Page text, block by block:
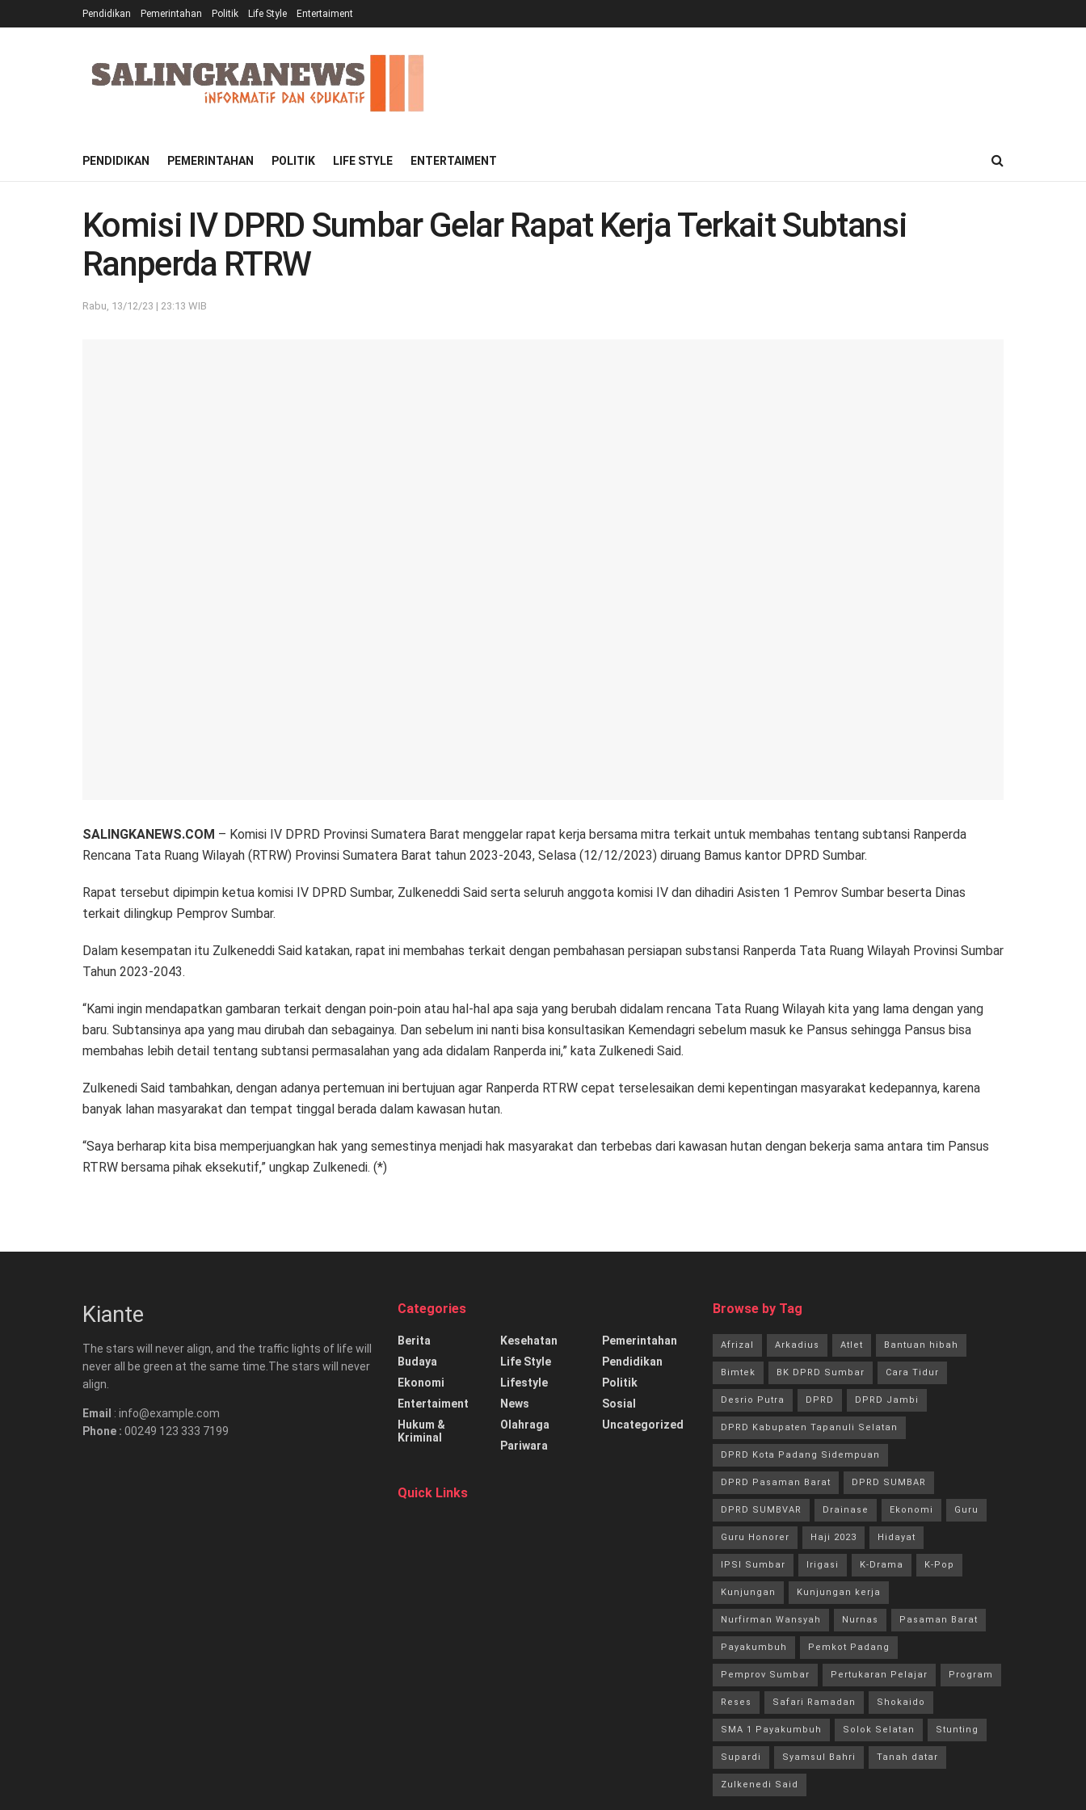
Pendidikan Pemerintahan Politik Life Style Entertaiment
PENDIDIKAN PEMERINTAHAN POLITIK LIFE STYLE ENTERTAIMENT
Komisi IV DPRD Sumbar Gelar Rapat Kerja Terkait Subtansi
Ranperda RTRW
Rabu, 13/12/23 | 23:13 WIB
SALINGKANEWS.COM – Komisi IV DPRD Provinsi Sumatera Barat menggelar rapat kerja bersama mitra terkait untuk membahas tentang subtansi Ranperda
Rencana Tata Ruang Wilayah (RTRW) Provinsi Sumatera Barat tahun 2023-2043, Selasa (12/12/2023) diruang Bamus kantor DPRD Sumbar.
Rapat tersebut dipimpin ketua komisi IV DPRD Sumbar, Zulkeneddi Said serta seluruh anggota komisi IV dan dihadiri Asisten 1 Pemrov Sumbar beserta Dinas
terkait dilingkup Pemprov Sumbar.
Dalam kesempatan itu Zulkeneddi Said katakan, rapat ini membahas terkait dengan pembahasan persiapan substansi Ranperda Tata Ruang Wilayah Provinsi Sumbar
Tahun 2023-2043.
“Kami ingin mendapatkan gambaran terkait dengan poin-poin atau hal-hal apa saja yang berubah didalam rencana Tata Ruang Wilayah kita yang lama dengan yang
baru. Subtansinya apa yang mau dirubah dan sebagainya. Dan sebelum ini nanti bisa konsultasikan Kemendagri sebelum masuk ke Pansus sehingga Pansus bisa
membahas lebih detail tentang subtansi permasalahan yang ada didalam Ranperda ini,” kata Zulkenedi Said.
Zulkenedi Said tambahkan, dengan adanya pertemuan ini bertujuan agar Ranperda RTRW cepat terselesaikan demi kepentingan masyarakat kedepannya, karena
banyak lahan masyarakat dan tempat tinggal berada dalam kawasan hutan.
“Saya berharap kita bisa memperjuangkan hak yang semestinya menjadi hak masyarakat dan terbebas dari kawasan hutan dengan bekerja sama antara tim Pansus
RTRW bersama pihak eksekutif,” ungkap Zulkenedi. (*)
Kiante
The stars will never align, and the traffic lights of life will
never all be green at the same time.The stars will never
align.
Email : info@example.com
Phone : 00249 123 333 7199
Categories
Berita
Budaya
Ekonomi
Entertaiment
Hukum &
Kriminal
Kesehatan
Life Style
Lifestyle
News
Olahraga
Pariwara
Pemerintahan
Pendidikan
Politik
Sosial
Uncategorized
Quick Links
Browse by Tag
Afrizal Arkadius Atlet Bantuan hibah
Bimtek BK DPRD Sumbar Cara Tidur
Desrio Putra DPRD DPRD Jambi
DPRD Kabupaten Tapanuli Selatan
DPRD Kota Padang Sidempuan
DPRD Pasaman Barat DPRD SUMBAR
DPRD SUMBVAR Drainase Ekonomi Guru
Guru Honorer Haji 2023 Hidayat
IPSI Sumbar Irigasi K-Drama K-Pop
Kunjungan Kunjungan kerja
Nurfirman Wansyah Nurnas Pasaman Barat
Payakumbuh Pemkot Padang
Pemprov Sumbar Pertukaran Pelajar Program
Reses Safari Ramadan Shokaido
SMA 1 Payakumbuh Solok Selatan Stunting
Supardi Syamsul Bahri Tanah datar
Zulkenedi Said